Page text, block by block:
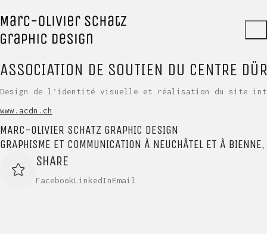
ASSOCIATION DE SOUTIEN DU CENTRE
Design de l’identité visuelle et réalisation du site
www.acdn.ch
MARC-OLIVIER SCHATZ GRAPHIC DESIGN
GRAPHISME ET COMMUNICATION À NEUCHÂTEL ET À
SHARE
FacebookLinkedInEmail